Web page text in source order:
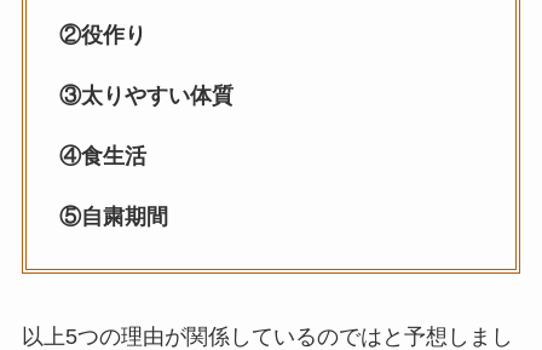
②役作り
③太りやすい体質
④食生活
⑤自粛期間
以上5つの理由が関係しているのではと予想しまし